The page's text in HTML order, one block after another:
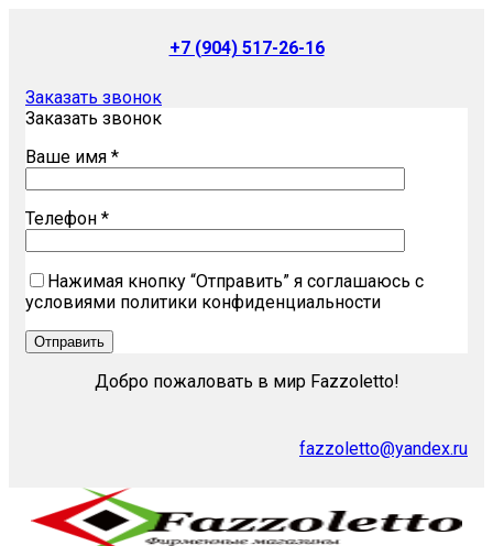
+7 (904) 517-26-16
Заказать звонок
Заказать звонок
Ваше имя *
Телефон *
Нажимая кнопку “Отправить” я соглашаюсь с
условиями политики конфиденциальности
Добро пожаловать в мир Fazzoletto!
fazzoletto@yandex.ru